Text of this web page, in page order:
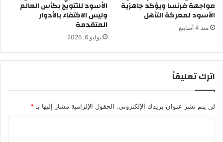
ي
2
0
0
ا
ب
ا
م
و
ة
ح
مواجهة فرنسا ويؤكد جاهزية
الأسود لمعركة التأهل
منذ 4 أسابيع
الأسود للتتويج بكأس العالم
وليس الاكتفاء بالأدوار
المتقدمة
يوليو 6, 2026
اترك تعليقاً
لن يتم نشر عنوان بريدك الإلكتروني. الحقول الإلزامية مشار إليها بـ *